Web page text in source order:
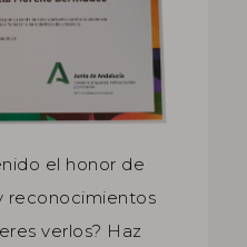
el honor de
reconocimientos
verlos? Haz